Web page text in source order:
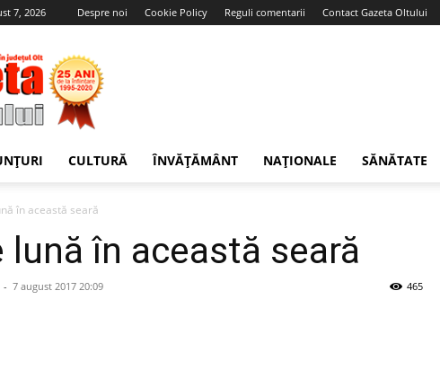
7, 2026 Despre noi Cookie Policy Reguli comentarii Contact Gazeta Oltului
CULTURĂ ÎNVĂȚĂMÂNT NAȚIONALE SĂNĂTATE
în această seară
lună în această seară
- 7 august 2017 20:09 465